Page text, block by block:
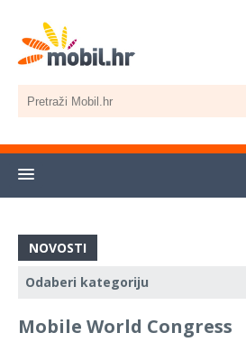
NOVOSTI
Mobile World Congress